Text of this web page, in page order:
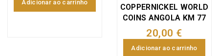
Adicionar ao carrinho
COPPERNICKEL WORLD
COINS ANGOLA KM 77
20,00 €
Adicionar ao carrinho